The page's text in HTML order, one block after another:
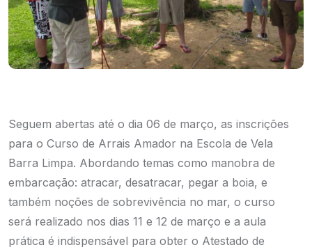
Seguem abertas até o dia 06 de março, as inscrições
para o Curso de Arrais Amador na Escola de Vela
Barra Limpa. Abordando temas como manobra de
embarcação: atracar, desatracar, pegar a boia, e
também noções de sobrevivência no mar, o curso
será realizado nos dias 11 e 12 de março e a aula
prática é indispensável para obter o Atestado de